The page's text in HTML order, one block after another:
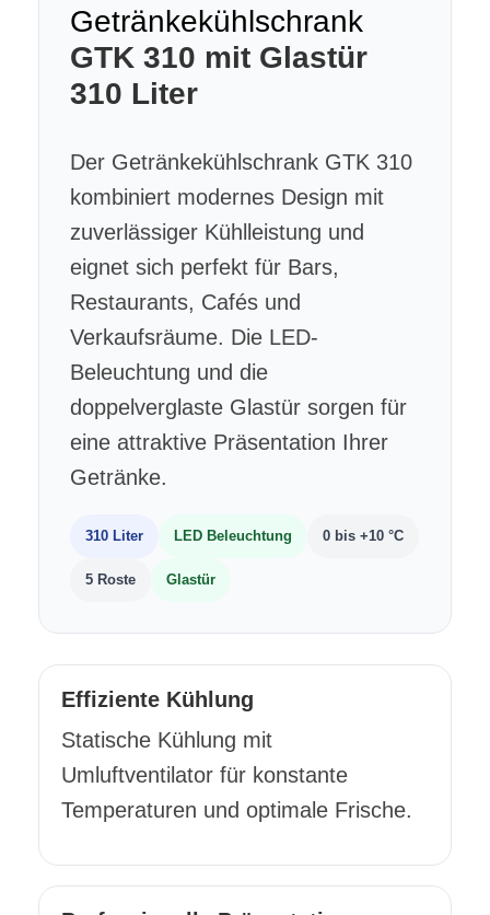
Getränkekühlschrank
GTK 310 mit Glastür
310 Liter
Der Getränkekühlschrank GTK 310
kombiniert modernes Design mit
zuverlässiger Kühlleistung und
eignet sich perfekt für Bars,
Restaurants, Cafés und
Verkaufsräume. Die LED-
Beleuchtung und die
doppelverglaste Glastür sorgen für
eine attraktive Präsentation Ihrer
Getränke.
310 Liter LED Beleuchtung 0 bis +10 °C
5 Roste Glastür
Effiziente Kühlung
Statische Kühlung mit
Umluftventilator für konstante
Temperaturen und optimale Frische.